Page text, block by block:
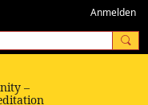
Anmelden